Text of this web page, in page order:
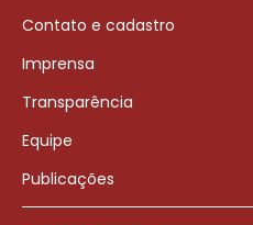
Contato e cadastro
Imprensa
Transparência
Equipe
Publicações